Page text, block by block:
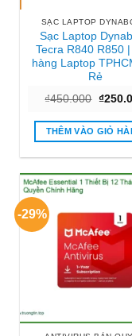
SẠC LAPTOP
Sạc Laptop
Tecra R840 R850
hàng Laptop
Rẻ
₫450.000 Giá
là:
₫
THÊM VÀO GIỎ
-29%